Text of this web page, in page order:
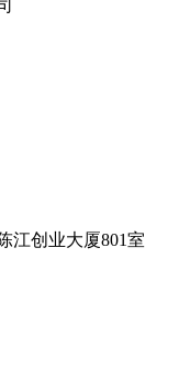
江创业大厦801室